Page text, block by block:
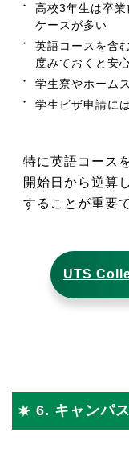
高校3年生は卒
ケースが多い
英語コースを含
度みておくと安
学生寮やホーム
学生ビザ申請に
特に英語コース
開始日から逆算
することが重要
UTS
6. キャンパ